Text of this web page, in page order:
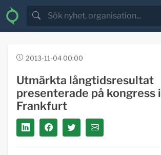
2013-11-04 00:00
Utmärkta långtidsresultat
presenterade på kongress i
Frankfurt